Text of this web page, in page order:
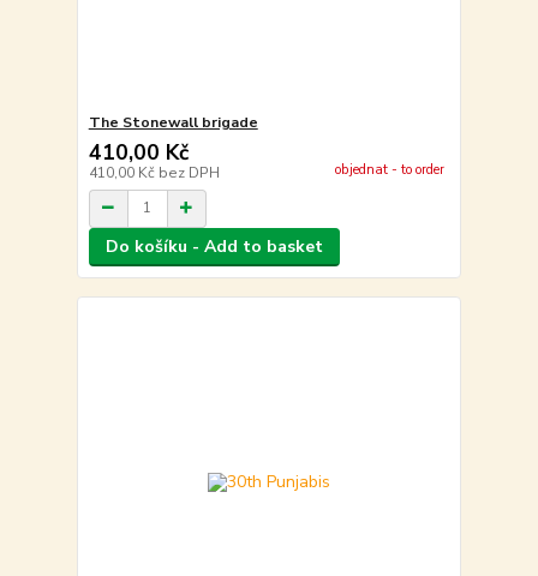
The Stonewall brigade
410,00 Kč
410,00 Kč bez DPH objednat - to order
Do košíku - Add to basket